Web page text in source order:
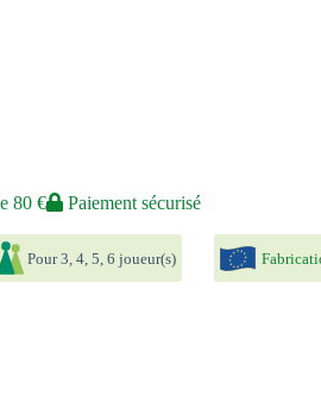
80 € Paiement sécurisé
Pour 3, 4, 5, 6 joueur(s)